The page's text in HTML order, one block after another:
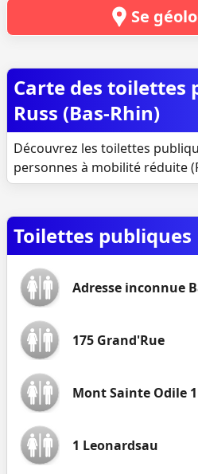
Se
Carte des toilettes
Russ (Bas-Rhin)
Découvrez les toilettes
personnes à mobilité réduite
Toilettes publiques
Adresse inconnue
175 Grand'Rue
Mont Sainte Odile 1
1 Leonardsau